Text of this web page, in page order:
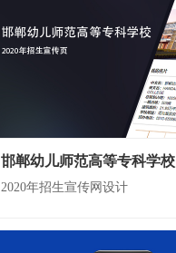
邯郸幼儿师范高等专科学校
2020年招生宣传网设计